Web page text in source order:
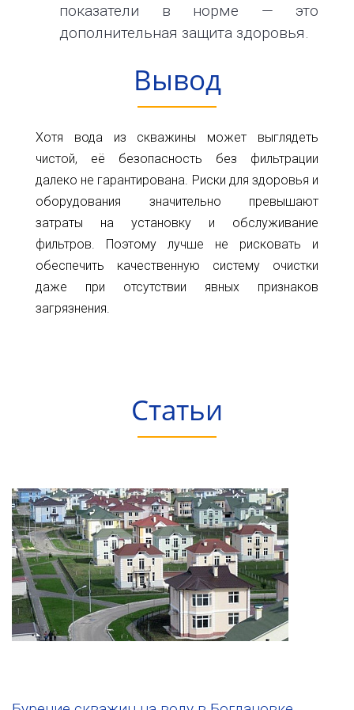
показатели в норме — это
дополнительная защита здоровья.
Вывод
Хотя вода из скважины может выглядеть
чистой, её безопасность без фильтрации
далеко не гарантирована. Риски для здоровья и
оборудования значительно превышают
затраты на установку и обслуживание
фильтров. Поэтому лучше не рисковать и
обеспечить качественную систему очистки
даже при отсутствии явных признаков
загрязнения.
Статьи